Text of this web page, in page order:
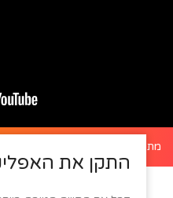
מתכון לדלעת ערמונים במילוי סלט
התקן את